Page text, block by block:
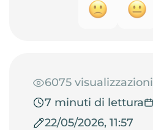
6075 visualizzazioni
7 minuti di lettura
22/05/2026, 11:57